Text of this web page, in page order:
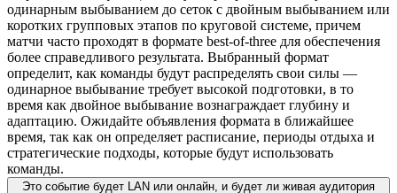
одинарным выбыванием до сеток с двойным выбыванием или
коротких групповых этапов по круговой системе, причем
матчи часто проходят в формате best-of-three для обеспечения
более справедливого результата. Выбранный формат
определит, как команды будут распределять свои силы —
одинарное выбывание требует высокой подготовки, в то
время как двойное выбывание вознаграждает глубину и
адаптацию. Ожидайте объявления формата в ближайшее
время, так как он определяет расписание, периоды отдыха и
стратегические подходы, которые будут использовать
команды.
Это событие будет LAN или онлайн, и будет ли живая аудитория